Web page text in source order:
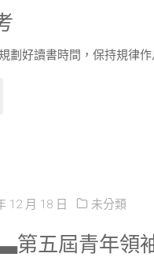
劃好讀書時間，保持規律
12 月 18 日 未分類
五屆青年領